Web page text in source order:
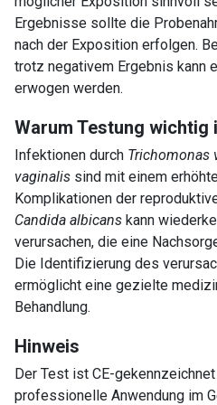
Ergebnisse sollte die
nach der Exposition erfolgen.
trotz negativem Ergebnis kann
erwogen werden.
Warum Testung wichtig
Infektionen durch Trichomonas
vaginalis sind mit einem
Komplikationen der
Candida albicans kann
verursachen, die eine
Die Identifizierung des
ermöglicht eine gezielte
Behandlung.
Hinweis
Der Test ist CE-
professionelle Anwendung im